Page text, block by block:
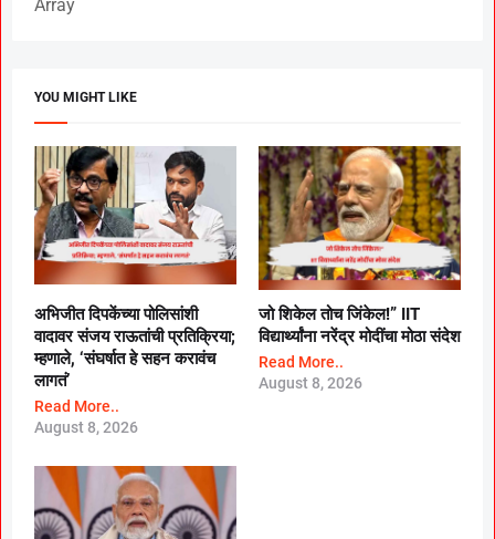
Array
YOU MIGHT LIKE
अभिजीत दिपकेंच्या पोलिसांशी
वादावर संजय राऊतांची प्रतिक्रिया;
म्हणाले, ‘संघर्षात हे सहन करावंच
लागतं’
Read More..
August 8, 2026
जो शिकेल तोच जिंकेल!” IIT
विद्यार्थ्यांना नरेंद्र मोदींचा मोठा संदेश
Read More..
August 8, 2026